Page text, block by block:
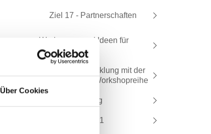
Über Cookies
Ziel 17 - Partnerschaften
Werkzeuge und Ideen für
Gemeinden
Gemeindeentwicklung mit der
Agenda 2030 - Workshopreihe
Gemeinde-Dialog
Lokale Agenda 21